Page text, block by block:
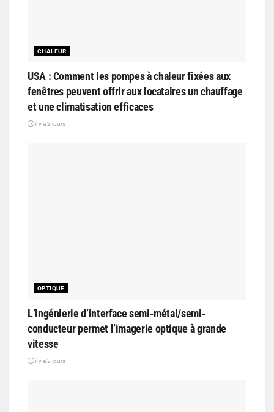
CHALEUR
USA : Comment les pompes à chaleur fixées aux
fenêtres peuvent offrir aux locataires un chauffage
et une climatisation efficaces
il y a 2 jours
OPTIQUE
L’ingénierie d’interface semi-métal/semi-
conducteur permet l’imagerie optique à grande
vitesse
il y a 2 jours